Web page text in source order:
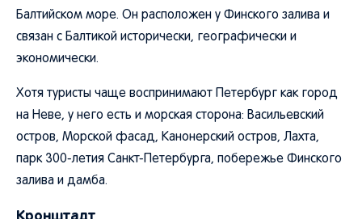
Балтийском море. Он расположен у Финского залива и
связан с Балтикой исторически, географически и
экономически.
Хотя туристы чаще воспринимают Петербург как город
на Неве, у него есть и морская сторона: Васильевский
остров, Морской фасад, Канонерский остров, Лахта,
парк 300-летия Санкт-Петербурга, побережье Финского
залива и дамба.
Кронштадт